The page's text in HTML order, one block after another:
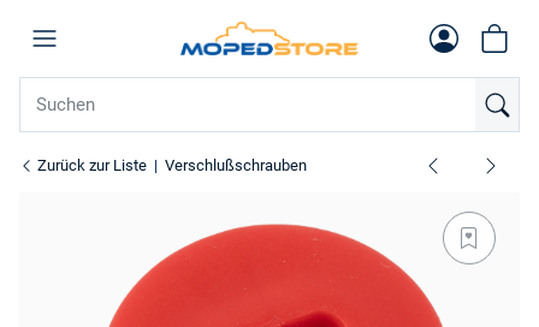
Zurück zur Liste Verschlußschrauben